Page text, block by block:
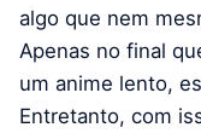
algo que nem
Apenas no final
um anime lento,
Entretanto, com